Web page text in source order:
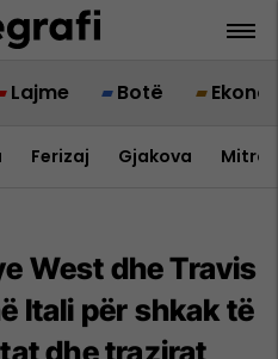
Lajme Botë
Ferizaj Gjakova
West dhe Travis
Itali për shkak të
dhe trazirat